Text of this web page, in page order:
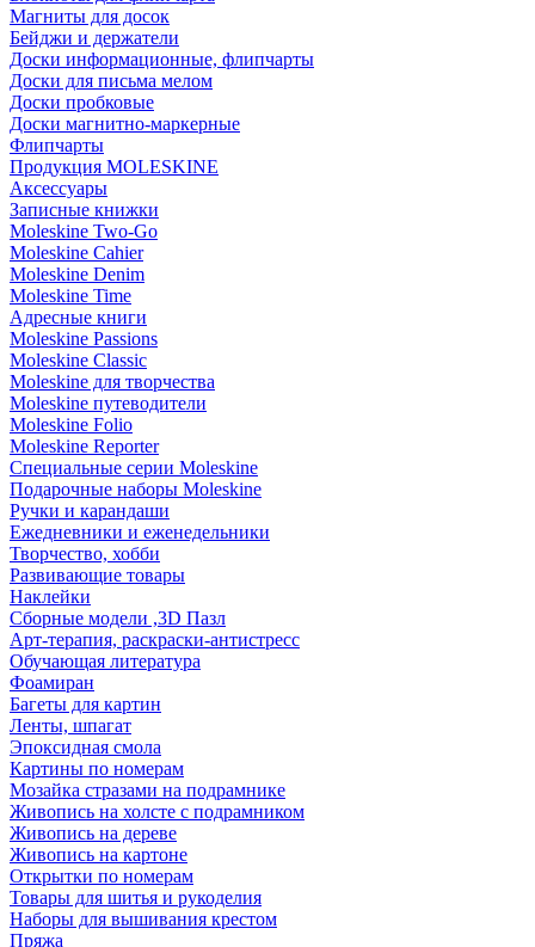
Магниты для досок
Бейджи и держатели
Доски информационные, флипчарты
Доски для письма мелом
Доски пробковые
Доски магнитно-маркерные
Флипчарты
Продукция MOLESKINE
Аксессуары
Записные книжки
Moleskine Two-Go
Moleskine Cahier
Moleskine Denim
Moleskine Time
Адресные книги
Moleskine Passions
Moleskine Classic
Moleskine для творчества
Moleskine путеводители
Moleskine Folio
Moleskine Reporter
Специальные серии Moleskine
Подарочные наборы Moleskine
Ручки и карандаши
Ежедневники и еженедельники
Творчество, хобби
Развивающие товары
Наклейки
Сборные модели ,3D Пазл
Арт-терапия, раскраски-антистресс
Обучающая литература
Фоамиран
Багеты для картин
Ленты, шпагат
Эпоксидная смола
Картины по номерам
Мозайка стразами на подрамнике
Живопись на холсте с подрамником
Живопись на дереве
Живопись на картоне
Открытки по номерам
Товары для шитья и рукоделия
Наборы для вышивания крестом
Пряжа